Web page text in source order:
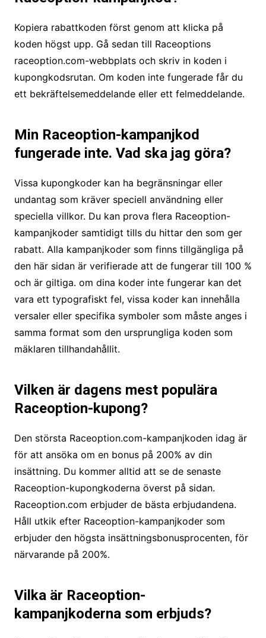
Kopiera rabattkoden först genom att klicka på
koden högst upp. Gå sedan till Raceoptions
raceoption.com-webbplats och skriv in koden i
kupongkodsrutan. Om koden inte fungerade får du
ett bekräftelsemeddelande eller ett felmeddelande.
Min Raceoption-kampanjkod
fungerade inte. Vad ska jag göra?
Vissa kupongkoder kan ha begränsningar eller
undantag som kräver speciell användning eller
speciella villkor. Du kan prova flera Raceoption-
kampanjkoder samtidigt tills du hittar den som ger
rabatt. Alla kampanjkoder som finns tillgängliga på
den här sidan är verifierade att de fungerar till 100 %
och är giltiga. om dina koder inte fungerar kan det
vara ett typografiskt fel, vissa koder kan innehålla
versaler eller specifika symboler som måste anges i
samma format som den ursprungliga koden som
mäklaren tillhandahållit.
Vilken är dagens mest populära
Raceoption-kupong?
Den största Raceoption.com-kampanjkoden idag är
för att ansöka om en bonus på 200% av din
insättning. Du kommer alltid att se de senaste
Raceoption-kupongkoderna överst på sidan.
Raceoption.com erbjuder de bästa erbjudandena.
Håll utkik efter Raceoption-kampanjkoder som
erbjuder den högsta insättningsbonusprocenten, för
närvarande på 200%.
Vilka är Raceoption-
kampanjkoderna som erbjuds?